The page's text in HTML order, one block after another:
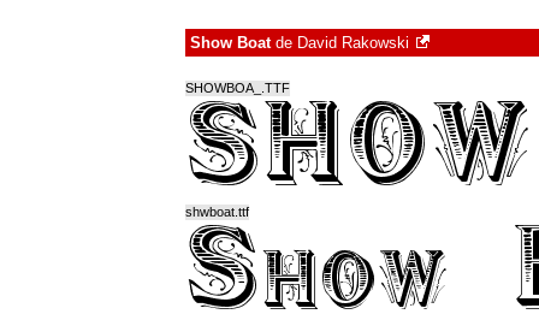
Show Boatde David Rakowski
SHOWBOA_.TTF
shwboat.ttf